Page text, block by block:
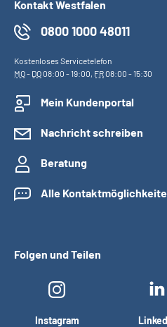
Kontakt Westfalen
0800 1000 48011
Kostenloses Servicetelefon
MO- DO08:00 - 19:00, FR08:00 - 15:30
Mein Kundenportal
Nachricht schreiben
Beratung
Alle
Folgen und Teilen
Instagram